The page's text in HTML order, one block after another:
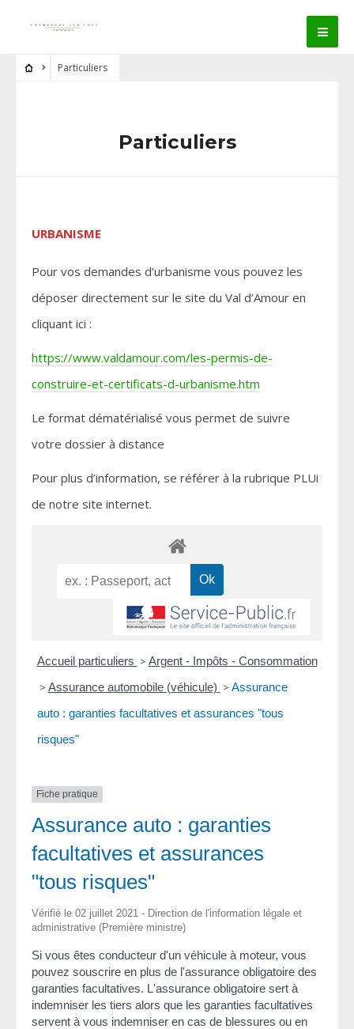
Particuliers
Particuliers
URBANISME
Pour vos demandes d’urbanisme vous pouvez les
déposer directement sur le site du Val d’Amour en
cliquant ici :
https://www.valdamour.com/les-permis-de-
construire-et-certificats-d-urbanisme.htm
Le format dématérialisé vous permet de suivre
votre dossier à distance
Pour plus d’information, se référer à la rubrique PLUi
de notre site internet.
Accueil particuliers > Argent - Impôts - Consommation
> Assurance automobile (véhicule) > Assurance
auto : garanties facultatives et assurances "tous
risques"
Fiche pratique
Assurance auto : garanties
facultatives et assurances
"tous risques"
Vérifié le 02 juillet 2021 - Direction de l'information légale et
administrative (Première ministre)
Si vous êtes conducteur d'un véhicule à moteur, vous
pouvez souscrire en plus de l'assurance obligatoire des
garanties facultatives. L'assurance obligatoire sert à
indemniser les tiers alors que les garanties facultatives
servent à vous indemniser en cas de blessures ou en